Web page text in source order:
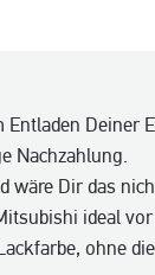
Nachzahlung.
Dir das
ideal
ohne